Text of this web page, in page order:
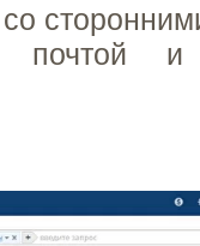
почтой и